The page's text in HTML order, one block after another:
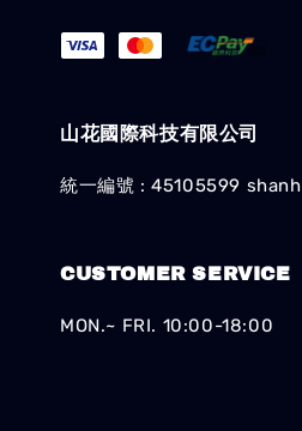
山花國際科技有限公司
統一編號 : 45105599
CUSTOMER SERVICE
MON.~ FRI. 10:00-18:00